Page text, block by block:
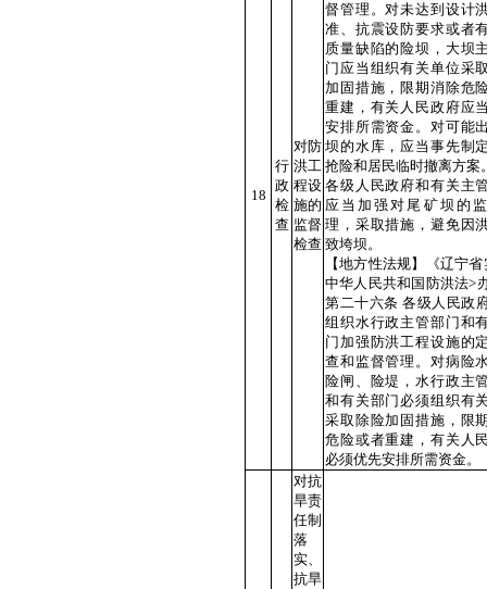
18
行
政
检
查
对防
洪工
程设
施的
监督
检查
督管理。对未达到设计
准、抗震设防要求或者
质量缺陷的险坝，大坝
门应当组织有关单位采
加固措施，限期消除危
重建，有关人民政府应
安排所需资金。对可能
坝的水库，应当事先制
抢险和居民临时撤离方案
各级人民政府和有关主
应当加强对尾矿坝的
理，采取措施，避免因
致垮坝。
【地方性法规】《辽宁
中华人民共和国防洪法>
第二十六条 各级人民政
组织水行政主管部门和
门加强防洪工程设施的
查和监督管理。对病险
险闸、险堤，水行政主
和有关部门必须组织有
采取除险加固措施，限
危险或者重建，有关人
必须优先安排所需资金。
对抗
旱责
任制
落
实、
抗旱